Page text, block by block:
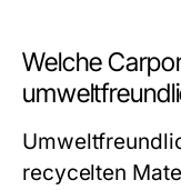
Welche
recycelten